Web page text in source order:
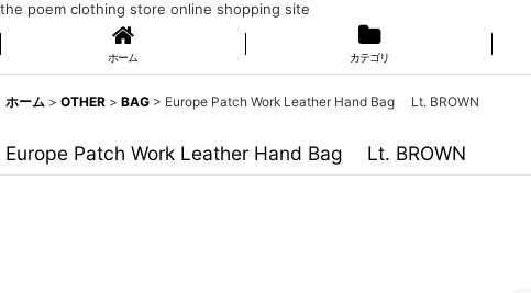
the poem clothing store online shopping site
ホーム カテゴリ
ホーム > OTHER > BAG > Europe Patch Work Leather Hand Bag Lt. BROWN
Europe Patch Work Leather Hand Bag Lt. BROWN